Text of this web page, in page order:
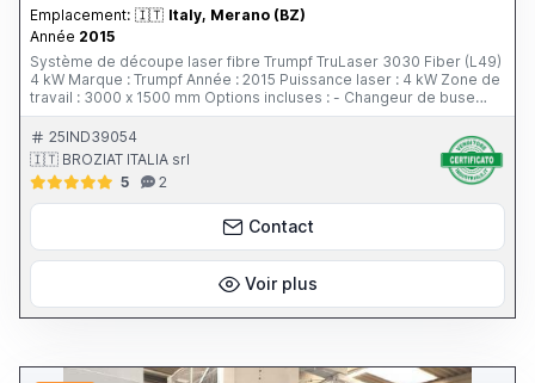
Emplacement: 🇮🇹 Italy, Merano (BZ)
Année 2015
Système de découpe laser fibre Trumpf TruLaser 3030 Fiber (L49)
4 kW Marque : Trumpf Année : 2015 Puissance laser : 4 kW Zone de
travail : 3000 x 1500 mm Options incluses : - Changeur de buse
automatique - DetectLine - Compatible avec LiftMaster Compact
25IND39054
🇮🇹 BROZIAT ITALIA srl
5
2
Contact
Voir plus